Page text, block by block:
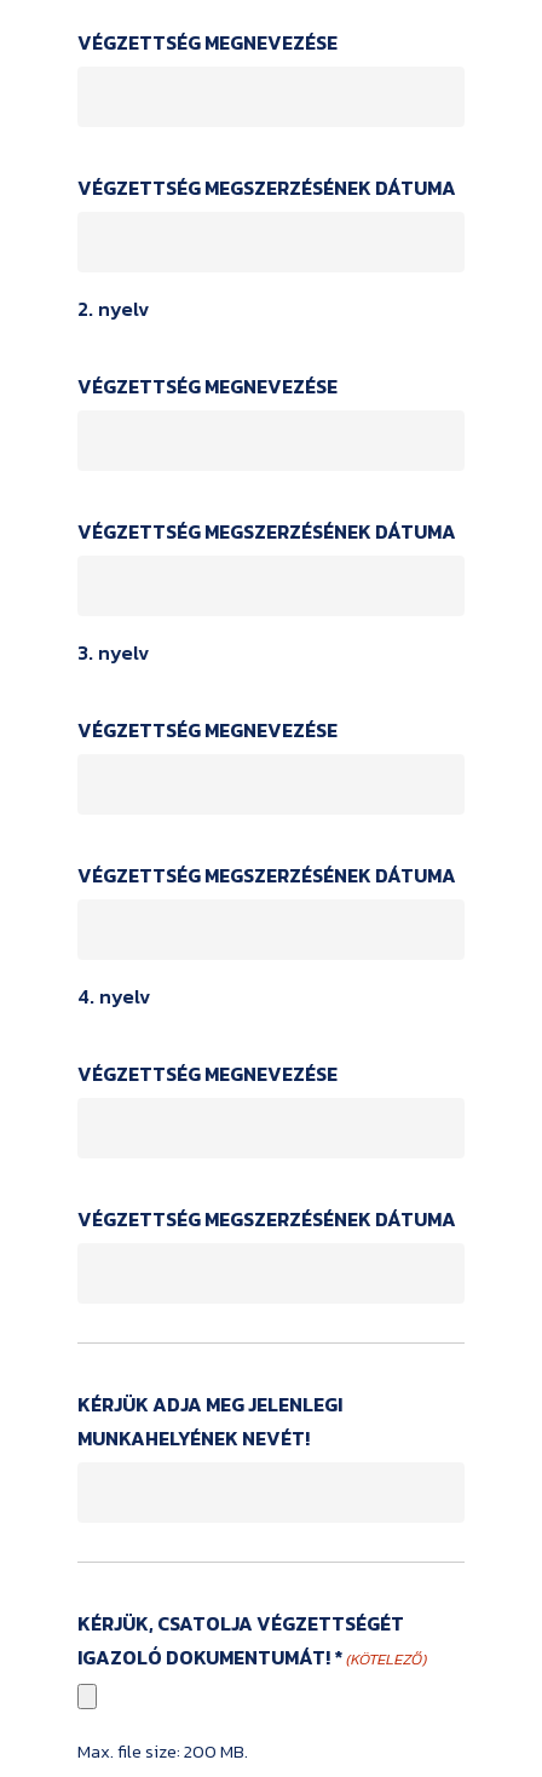
VÉGZETTSÉG MEGNEVEZÉSE
VÉGZETTSÉG MEGSZERZÉSÉNEK DÁTUMA
2. nyelv
VÉGZETTSÉG MEGNEVEZÉSE
VÉGZETTSÉG MEGSZERZÉSÉNEK DÁTUMA
3. nyelv
VÉGZETTSÉG MEGNEVEZÉSE
VÉGZETTSÉG MEGSZERZÉSÉNEK DÁTUMA
4. nyelv
VÉGZETTSÉG MEGNEVEZÉSE
VÉGZETTSÉG MEGSZERZÉSÉNEK DÁTUMA
KÉRJÜK ADJA MEG JELENLEGI
MUNKAHELYÉNEK NEVÉT!
KÉRJÜK, CSATOLJA VÉGZETTSÉGÉT
IGAZOLÓ DOKUMENTUMÁT! *(KÖTELEZŐ)
Max. file size: 200 MB.